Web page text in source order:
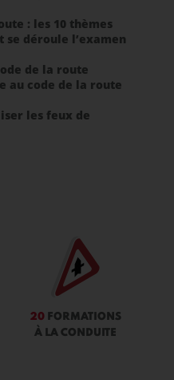
: les 10 thèmes
se déroule l’examen
de la route
au code de la route
les feux de
20FORMATIONS
À LA CONDUITE